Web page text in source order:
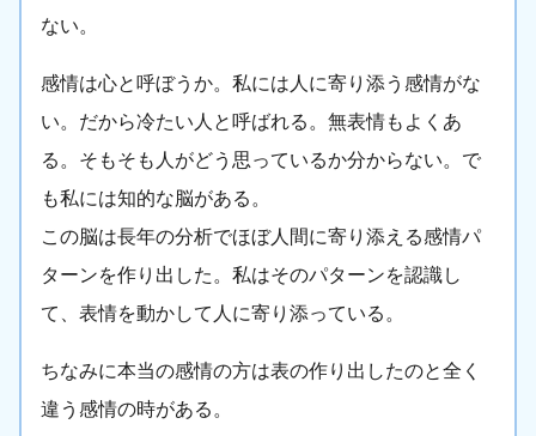
ない。
感情は心と呼ぼうか。私には人に寄り添う感情がな
い。だから冷たい人と呼ばれる。無表情もよくあ
る。そもそも人がどう思っているか分からない。で
も私には知的な脳がある。
この脳は長年の分析でほぼ人間に寄り添える感情パ
ターンを作り出した。私はそのパターンを認識し
て、表情を動かして人に寄り添っている。
ちなみに本当の感情の方は表の作り出したのと全く
違う感情の時がある。